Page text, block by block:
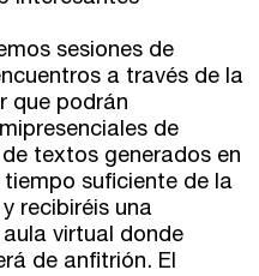
sesiones de
a través de la
que podrán
de
textos generados en
suficiente de la
recibiréis una
virtual donde
de anfitrión. El